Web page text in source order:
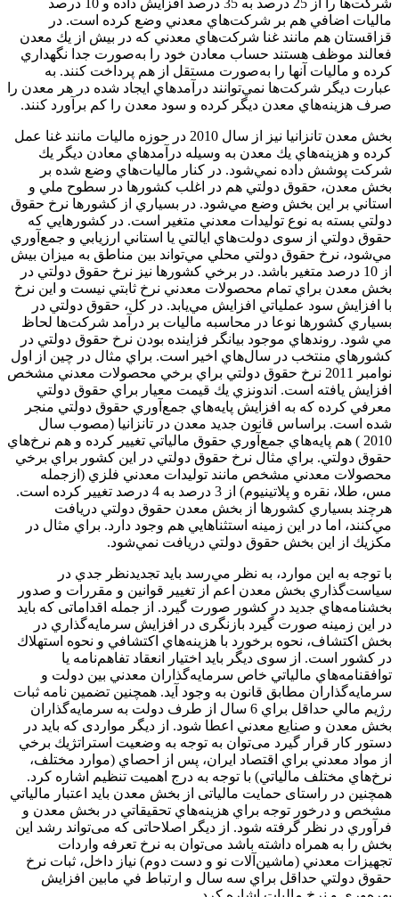
شركت‌ها را از 25 درصد به 35 درصد افزايش داده و 10 درصد
ماليات اضافي هم بر شركت‌هاي معدني وضع كرده است. در
قزاقستان هم مانند غنا شركت‌هاي معدني كه در بيش از يك معدن
فعالند موظف هستند حساب معادن خود را به‌صورت جدا نگهداري
كرده و ماليات آنها را به‌صورت مستقل از هم پرداخت كنند. به
عبارت ديگر شركت‌ها نمي‌توانند درآمدهاي ايجاد شده در هر معدن را
صرف هزينه‌هاي معدن ديگر كرده و سود معدن را كم برآورد كنند.
بخش معدن تانزانيا نيز از سال 2010 در حوزه ماليات مانند غنا عمل
كرده و هزينه‌هاي يك معدن به وسيله درآمدهاي معادن ديگر يك
شركت پوشش داده نمي‌شود. در كنار ماليات‌هاي وضع شده بر
بخش معدن، حقوق دولتي هم در اغلب كشورها در سطوح ملي و
استاني بر اين بخش وضع مي‌شود. در بسياري از كشورها نرخ حقوق
دولتي بسته به نوع توليدات معدني متغير است. در كشورهايي كه
حقوق دولتي از سوی دولت‌هاي ايالتي يا استاني ارزيابي و جمع‌آوري
مي‌شود، نرخ حقوق دولتي محلي مي‌تواند بين مناطق به ميزان بيش
از 10 درصد متغير باشد. در برخي كشورها نيز نرخ حقوق دولتي در
بخش معدن براي تمام محصولات معدني نرخ ثابتي نيست و اين نرخ
با افزايش سود عملياتي افزايش مي‌يابد. در كل، حقوق دولتي در
بسياري كشورها نوعا در محاسبه ماليات بر درآمد شركت‌ها لحاظ
مي شود. روندهاي موجود بيانگر فزاينده بودن نرخ حقوق دولتي در
كشورهاي منتخب در سال‌هاي اخير است. براي مثال در چين از اول
نوامبر 2011 نرخ حقوق دولتي براي برخي محصولات معدني مشخص
افزايش يافته است. اندونزي يك قيمت معيار براي حقوق دولتي
معرفي كرده كه به افزايش پايه‌هاي جمع‌آوري حقوق دولتي منجر
شده است. براساس قانون جديد معدن در تانزانيا (مصوب سال
2010 ) هم پايه‌هاي جمع‌آوري حقوق مالياتي تغيير كرده و هم نرخ‌هاي
حقوق دولتي. براي مثال نرخ حقوق دولتي در اين كشور براي برخي
محصولات معدني مشخص مانند توليدات معدني فلزي (ازجمله
مس، طلا، نقره و پلاتينيوم) از 3 درصد به 4 درصد تغيير كرده است.
هرچند بسياري كشورها از بخش معدن حقوق دولتي دريافت
مي‌كنند، اما در اين زمينه استثناهايي هم وجود دارد. براي مثال در
مكزيك از اين بخش حقوق دولتي دريافت نمي‌شود.
با توجه به اين موارد، به نظر مي‌رسد بايد تجديدنظر جدي در
سياست‌گذاري بخش معدن اعم از تغيير قوانين و مقررات و صدور
بخشنامه‌هاي جديد در کشور صورت گیرد. از جمله اقداماتی که باید
در این زمینه صورت گیرد بازنگری در افزايش سرمايه‌گذاري در
بخش اكتشاف، نحوه برخورد با هزينه‌هاي اكتشافي و نحوه استهلاك
در کشور است. از سوی دیگر باید اختيار انعقاد تفاهم‌نامه يا
توافقنامه‌هاي مالياتي خاص سرمايه‌گذاران معدني بين دولت و
سرمايه‌گذاران مطابق قانون به وجود آيد. همچنین تضمين نامه ثبات
رژيم مالي حداقل براي 6 سال از طرف دولت به سرمايه‌گذاران
بخش معدن و صنايع معدني اعطا شود. از دیگر مواردی که باید در
دستور کار قرار گیرد می‌توان به توجه به وضعيت استراتژيك برخي
از مواد معدني براي اقتصاد ايران، پس از احصاي (موارد مختلف،
نرخ‌هاي مختلف مالياتي) با توجه به درج اهميت تنظيم اشاره کرد.
همچنین در راستای حمایت مالیاتی از بخش معدن باید اعتبار مالياتي
مشخص و درخور توجه براي هزينه‌هاي تحقيقاتي در بخش معدن و
فرآوري در نظر گرفته شود. از دیگر اصلاحاتی که می‌تواند رشد این
بخش را به همراه داشته باشد می‌توان به نرخ تعرفه واردات
تجهيزات معدني (ماشين‌آلات نو و دست دوم) نياز داخل، ثبات نرخ
حقوق دولتي حداقل براي سه سال و ارتباط في مابين افزايش